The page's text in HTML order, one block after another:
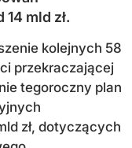
mld zł.
kolejnych 58
przekraczającej
tegoroczny plan
zł, dotyczących